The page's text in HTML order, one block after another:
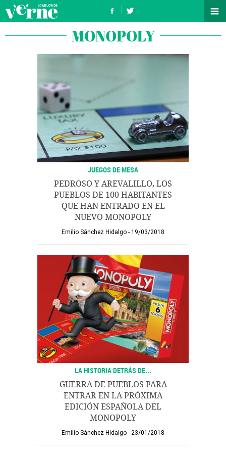
MONOPOLY
JUEGOS DE MESA
PEDROSO Y AREVALILLO, LOS
PUEBLOS DE 100 HABITANTES
QUE HAN ENTRADO EN EL
NUEVO MONOPOLY
Emilio Sánchez Hidalgo 19/03/2018
LA HISTORIA DETRÁS DE...
GUERRA DE PUEBLOS PARA
ENTRAR EN LA PRÓXIMA
EDICIÓN ESPAÑOLA DEL
MONOPOLY
Emilio Sánchez Hidalgo 23/01/2018